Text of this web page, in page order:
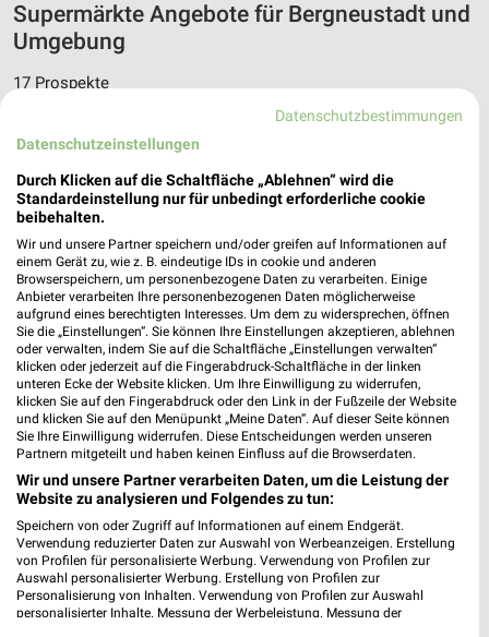
Supermärkte Angebote für Bergneustadt und
Umgebung
17 Prospekte
0,5 km
Angebote ab 03.08.
Noch morgen gültig
5,3 km
Angebote ab 03.08.
Noch morgen gültig
Globus HIT
Datenschutzbestimmungen
Datenschutzeinstellungen
Durch Klicken auf die Schaltfläche „Ablehnen“ wird die
Standardeinstellung nur für unbedingt erforderliche cookie
beibehalten.
Wir und unsere Partner speichern und/oder greifen auf Informationen auf
einem Gerät zu, wie z. B. eindeutige IDs in cookie und anderen
Browserspeichern, um personenbezogene Daten zu verarbeiten. Einige
Anbieter verarbeiten Ihre personenbezogenen Daten möglicherweise
aufgrund eines berechtigten Interesses. Um dem zu widersprechen, öffnen
Sie die „Einstellungen“. Sie können Ihre Einstellungen akzeptieren, ablehnen
oder verwalten, indem Sie auf die Schaltfläche „Einstellungen verwalten“
klicken oder jederzeit auf die Fingerabdruck-Schaltfläche in der linken
unteren Ecke der Website klicken. Um Ihre Einwilligung zu widerrufen,
klicken Sie auf den Fingerabdruck oder den Link in der Fußzeile der Website
und klicken Sie auf den Menüpunkt „Meine Daten“. Auf dieser Seite können
Sie Ihre Einwilligung widerrufen. Diese Entscheidungen werden unseren
Partnern mitgeteilt und haben keinen Einfluss auf die Browserdaten.
Wir und unsere Partner verarbeiten Daten, um die Leistung der
Website zu analysieren und Folgendes zu tun:
Speichern von oder Zugriff auf Informationen auf einem Endgerät.
Verwendung reduzierter Daten zur Auswahl von Werbeanzeigen. Erstellung
von Profilen für personalisierte Werbung. Verwendung von Profilen zur
Auswahl personalisierter Werbung. Erstellung von Profilen zur
Personalisierung von Inhalten. Verwendung von Profilen zur Auswahl
personalisierter Inhalte. Messung der Werbeleistung. Messung der